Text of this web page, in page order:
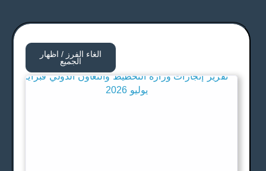
الغاء الفرز / اظهار
الجميع